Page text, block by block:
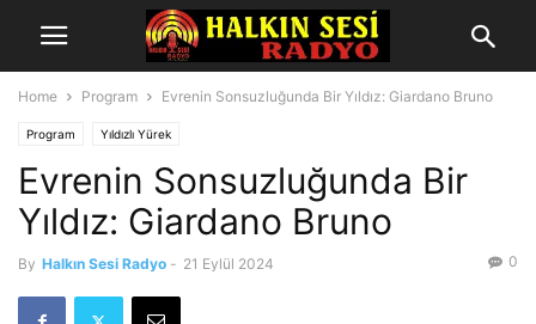
Home Program Evrenin Sonsuzluğunda Bir Yıldız: Giardano Bruno
Program Yıldızlı Yürek
Evrenin Sonsuzluğunda Bir
Yıldız: Giardano Bruno
By Halkın Sesi Radyo - 21 Eylül 2024 0